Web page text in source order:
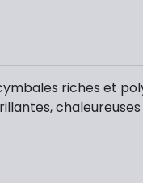
riches et